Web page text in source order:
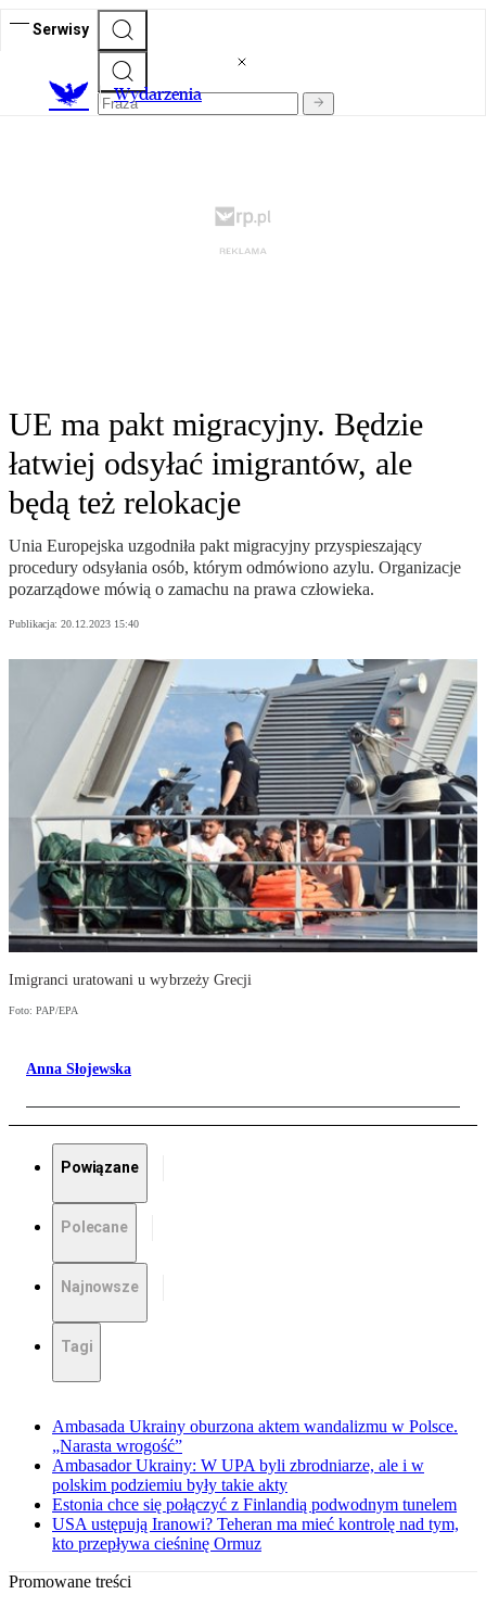
Serwisy
Wydarzenia
UE ma pakt migracyjny. Będzie
łatwiej odsyłać imigrantów, ale
będą też relokacje
Unia Europejska uzgodniła pakt migracyjny przyspieszający
procedury odsyłania osób, którym odmówiono azylu. Organizacje
pozarządowe mówią o zamachu na prawa człowieka.
Publikacja: 20.12.2023 15:40
Imigranci uratowani u wybrzeży Grecji
Foto: PAP/EPA
Anna Słojewska
Powiązane
Polecane
Najnowsze
Tagi
Ambasada Ukrainy oburzona aktem wandalizmu w Polsce.
„Narasta wrogość”
Ambasador Ukrainy: W UPA byli zbrodniarze, ale i w
polskim podziemiu były takie akty
Estonia chce się połączyć z Finlandią podwodnym tunelem
USA ustępują Iranowi? Teheran ma mieć kontrolę nad tym,
kto przepływa cieśninę Ormuz
Promowane treści